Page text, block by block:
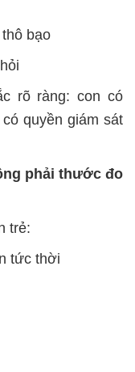
bạo
rõ ràng: con có
quyền giám sát
phải thước đo
trẻ:
tức thời